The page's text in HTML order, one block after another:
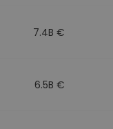
7.4B €
6.5B €